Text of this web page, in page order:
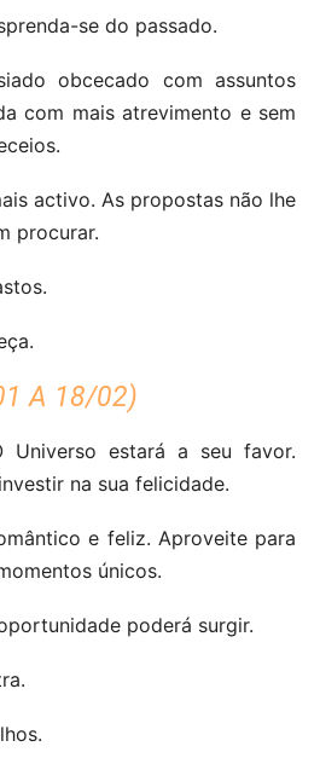
se do passado.
obcecado com assuntos
com mais atrevimento e sem
activo. As propostas não lhe
procurar.
A 18/02)
Universo estará a seu favor.
na sua felicidade.
e feliz. Aproveite para
únicos.
poderá surgir.